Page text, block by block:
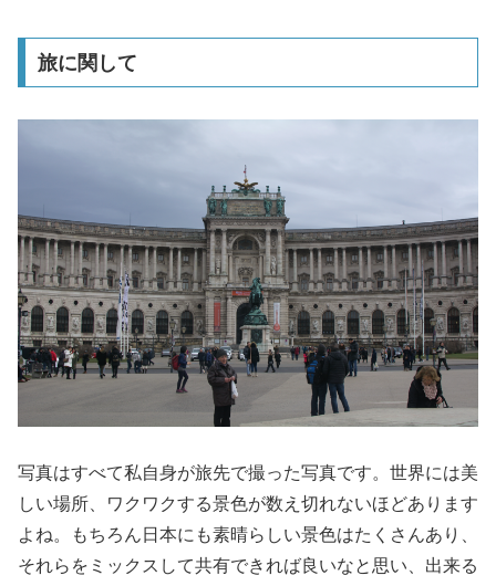
旅に関して
写真はすべて私自身が旅先で撮った写真です。世界には美
しい場所、ワクワクする景色が数え切れないほどあります
よね。もちろん日本にも素晴らしい景色はたくさんあり、
それらをミックスして共有できれば良いなと思い、出来る